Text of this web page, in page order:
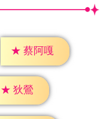
★ 蔡阿嘎
★ 狄鶯